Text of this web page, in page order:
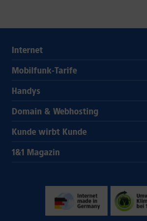
Internet
Mobilfunk-Tarife
Handys
Domain & Webhosting
Kunde wirbt Kunde
1&1 Magazin